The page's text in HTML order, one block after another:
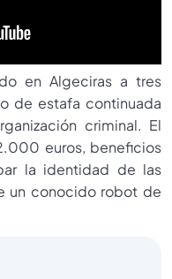
en Algeciras a tres
de estafa continuada
criminal. El
euros, beneficios
la identidad de las
un conocido robot de